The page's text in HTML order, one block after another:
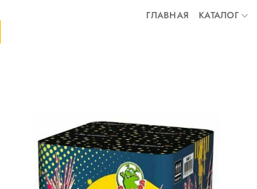
ГЛАВНАЯ КАТАЛОГ